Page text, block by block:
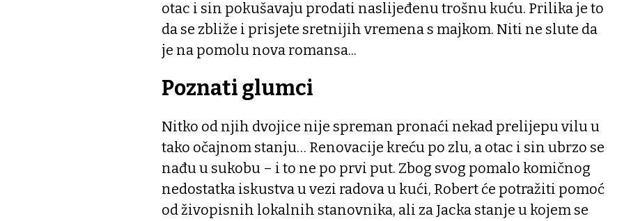
otac i sin pokušavaju prodati naslijeđenu trošnu kuću. Prilika je to
da se zbliže i prisjete sretnijih vremena s majkom. Niti ne slute da
je na pomolu nova romansa...
Poznati glumci
Nitko od njih dvojice nije spreman pronaći nekad prelijepu vilu u
tako očajnom stanju… Renovacije kreću po zlu, a otac i sin ubrzo se
nađu u sukobu – i to ne po prvi put. Zbog svog pomalo komičnog
nedostatka iskustva u vezi radova u kući, Robert će potražiti pomoć
od živopisnih lokalnih stanovnika, ali za Jacka stanje u kojem se